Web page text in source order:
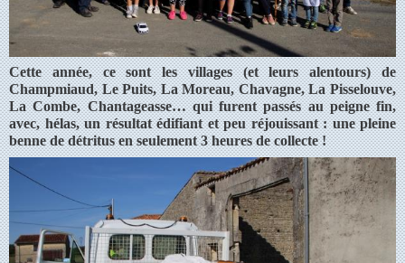
Cette année, ce sont les villages (et leurs alentours) de
Champmiaud, Le Puits, La Moreau, Chavagne, La Pisselouve,
La Combe, Chantageasse… qui furent passés au peigne fin,
avec, hélas, un résultat édifiant et peu réjouissant : une pleine
benne de détritus en seulement 3 heures de collecte !